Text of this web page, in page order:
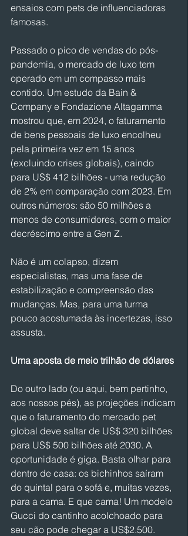
ensaios com pets de influenciadoras
famosas.
Passado o pico de vendas do pós-
pandemia, o mercado de luxo tem
operado em um compasso mais
contido. Um estudo da Bain &
Company e Fondazione Altagamma
mostrou que, em 2024, o faturamento
de bens pessoais de luxo encolheu
pela primeira vez em 15 anos
(excluindo crises globais), caindo
para US$ 412 bilhões - uma redução
de 2% em comparação com 2023. Em
outros números: são 50 milhões a
menos de consumidores, com o maior
decréscimo entre a Gen Z.
Não é um colapso, dizem
especialistas, mas uma fase de
estabilização e compreensão das
mudanças. Mas, para uma turma
pouco acostumada às incertezas, isso
assusta.
Uma aposta de meio trilhão de dólares
Do outro lado (ou aqui, bem pertinho,
aos nossos pés), as projeções indicam
que o faturamento do mercado pet
global deve saltar de US$ 320 bilhões
para US$ 500 bilhões até 2030. A
oportunidade é giga. Basta olhar para
dentro de casa: os bichinhos saíram
do quintal para o sofá e, muitas vezes,
para a cama. E que cama! Um modelo
Gucci do cantinho acolchoado para
seu cão pode chegar a US$2.500.